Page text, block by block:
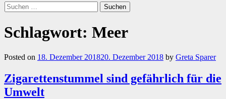
Suchen
nach:
Schlagwort: Meer
Posted on 18. Dezember 201820. Dezember 2018 by Greta Sparer
Zigarettenstummel sind gefährlich für die
Umwelt